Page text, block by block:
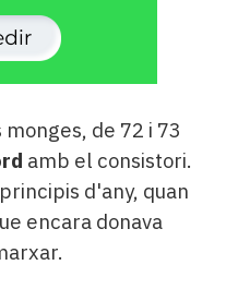
de 72 i 73
amb el consistori.
d'any, quan
encara donava